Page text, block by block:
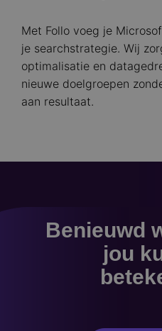
Met Follo voeg je
je searchstrategie. Wij
optimalisatie en
nieuwe doelgroepen
aan resultaat.
Benieuwd
jou